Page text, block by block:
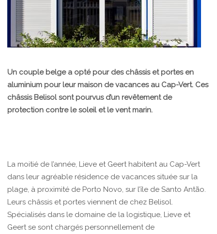
Un couple belge a opté pour des châssis et portes en
aluminium pour leur maison de vacances au Cap-Vert. Ces
châssis Belisol sont pourvus d’un revêtement de
protection contre le soleil et le vent marin.
La moitié de l’année, Lieve et Geert habitent au Cap-Vert
dans leur agréable résidence de vacances située sur la
plage, à proximité de Porto Novo, sur l’île de Santo Antão.
Leurs châssis et portes viennent de chez Belisol.
Spécialisés dans le domaine de la logistique, Lieve et
Geert se sont chargés personnellement de